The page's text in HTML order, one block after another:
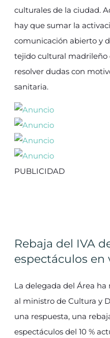
culturales de la ciudad.
hay que sumar la
comunicación abierto y
tejido cultural madrileño
resolver dudas con
sanitaria.
PUBLICIDAD
Rebaja del IVA
espectáculos en
La delegada del Área
al ministro de Cultura y
una respuesta, una
espectáculos del 10 %